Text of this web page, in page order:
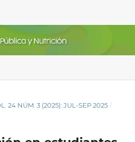
24 NÚM. 3 (2025): JUL-SEP 2025 /